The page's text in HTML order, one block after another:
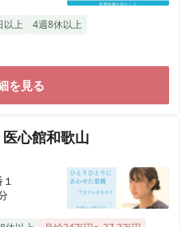
以上
4週8休以上
を見る
心館和歌山